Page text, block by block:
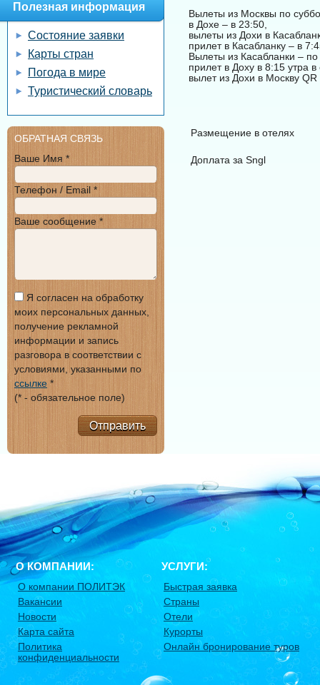
Вылеты из Москвы по
в Дохе – в 23:50,
вылеты из Дохи в
прилет в Касабланку – в
Вылеты из Касабланки –
прилет в Доху в 8:15 утра в
вылет из Дохи в Москву
Размещение в отелях
Доплата за Sngl
Полезная информация
Состояние заявки
Карты стран
Погода в мире
Туристический словарь
ОБРАТНАЯ СВЯЗЬ
Ваше Имя *
Телефон / Email *
Ваше сообщение *
Я согласен на обработку
моих персональных данных,
получение рекламной
информации и запись
разговора в соответствии с
условиями, указанными по
ссылке *
(* - обязательное поле)
Отправить
О КОМПАНИИ:
О компании ПОЛИТЭК
Вакансии
Новости
Карта сайта
Политика
конфиденциальности
УСЛУГИ:
Быстрая заявка
Страны
Отели
Курорты
Онлайн бронирование туров